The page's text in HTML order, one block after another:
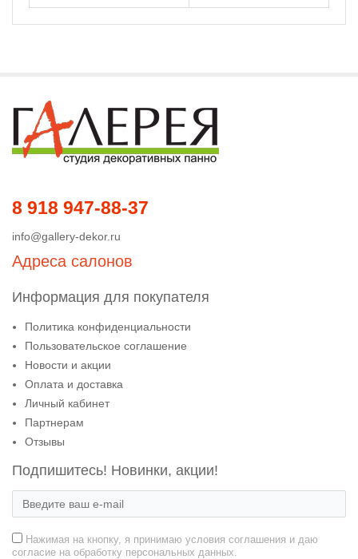
8 918 947-88-37
info@gallery-dekor.ru
Адреса салонов
Информация для покупателя
Политика конфиденциальности
Пользовательское соглашение
Новости и акции
Оплата и доставка
Личный кабинет
Партнерам
Отзывы
Подпишитесь! Новинки, акции!
Нажимая на кнопку, я принимаю условия соглашения и даю
согласие на обработку персональных данных.